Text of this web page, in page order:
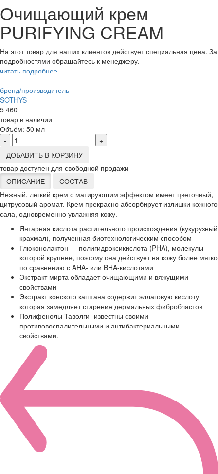
Очищающий крем
PURIFYING CREAM
На этот товар для наших клиентов действует специальная цена. За
подробностями обращайтесь к менеджеру.
читать подробнее
бренд/производитель
SOTHYS
5 460
товар в наличии
Объём: 50 мл
-
+
ДОБАВИТЬ В КОРЗИНУ
товар доступен для свободной продажи
ОПИСАНИЕ
СОСТАВ
Нежный, легкий крем с матирующим эффектом имеет цветочный,
цитрусовый аромат. Крем прекрасно абсорбирует излишки кожного
сала, одновременно увлажняя кожу.
Янтарная кислота растительного происхождения (кукурузный
крахмал), полученная биотехнологическим способом
Глюконолактон — полигидроксикислота (PHA), молекулы
которой крупнее, поэтому она действует на кожу более мягко
по сравнению с AHA- или BHA-кислотами
Экстракт мирта обладает очищающими и вяжущими
свойствами
Экстракт конского каштана содержит эллаговую кислоту,
которая замедляет старение дермальных фибробластов
Полифенолы Таволги- известны своими
противовоспалительными и антибактериальными
свойствами.